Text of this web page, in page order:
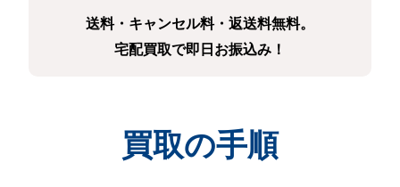
送料・キャンセル料・返送料無料。
宅配買取で即日お振込み！
買取の手順